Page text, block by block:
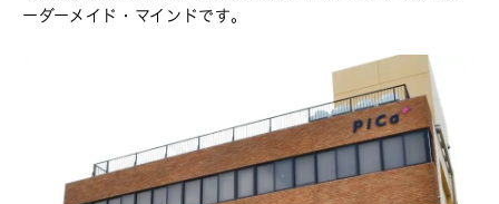
ーダーメイド・マインドです。